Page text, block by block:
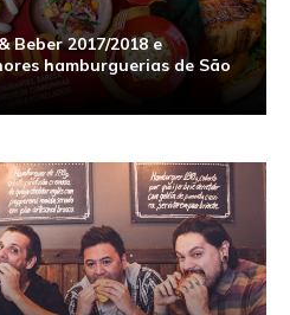
Beber 2017/2018 e
hamburguerias de São